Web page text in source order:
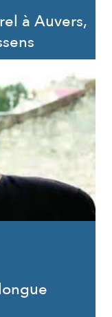
à Auvers,